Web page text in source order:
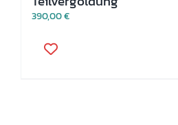
390,00€
Produkt